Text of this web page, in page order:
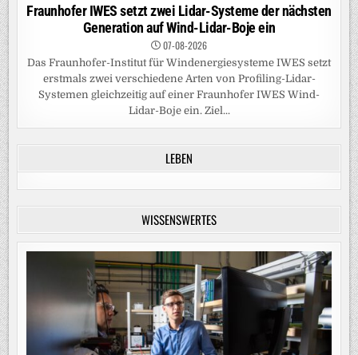
Fraunhofer IWES setzt zwei Lidar-Systeme der nächsten
Generation auf Wind-Lidar-Boje ein
07-08-2026
Das Fraunhofer-Institut für Windenergiesysteme IWES setzt
erstmals zwei verschiedene Arten von Profiling-Lidar-
Systemen gleichzeitig auf einer Fraunhofer IWES Wind-
Lidar-Boje ein. Ziel...
LEBEN
WISSENSWERTES